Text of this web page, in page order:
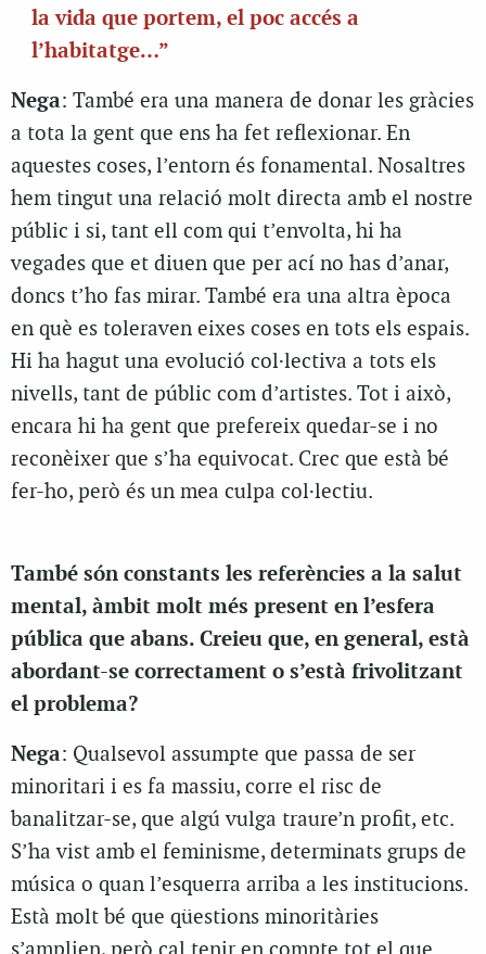
la vida que portem, el poc accés a
l’habitatge…”
Nega: També era una manera de donar les gràcies
a tota la gent que ens ha fet reflexionar. En
aquestes coses, l’entorn és fonamental. Nosaltres
hem tingut una relació molt directa amb el nostre
públic i si, tant ell com qui t’envolta, hi ha
vegades que et diuen que per ací no has d’anar,
doncs t’ho fas mirar. També era una altra època
en què es toleraven eixes coses en tots els espais.
Hi ha hagut una evolució col·lectiva a tots els
nivells, tant de públic com d’artistes. Tot i això,
encara hi ha gent que prefereix quedar-se i no
reconèixer que s’ha equivocat. Crec que està bé
fer-ho, però és un mea culpa col·lectiu.
També són constants les referències a la salut
mental, àmbit molt més present en l’esfera
pública que abans. Creieu que, en general, està
abordant-se correctament o s’està frivolitzant
el problema?
Nega: Qualsevol assumpte que passa de ser
minoritari i es fa massiu, corre el risc de
banalitzar-se, que algú vulga traure’n profit, etc.
S’ha vist amb el feminisme, determinats grups de
música o quan l’esquerra arriba a les institucions.
Està molt bé que qüestions minoritàries